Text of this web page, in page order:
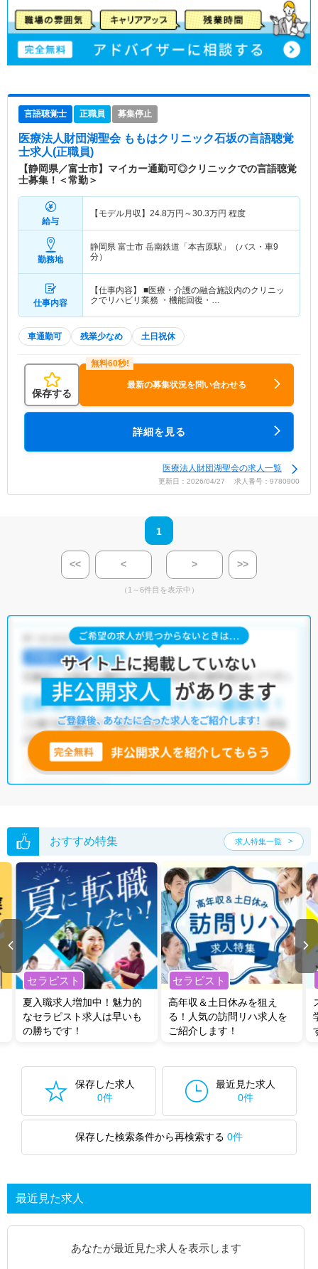
言語聴覚士 正職員 募集停止
医療法人財団湖聖会 ももはクリニック石坂の言語聴覚
士求人(正職員)
【静岡県／富士市】マイカー通勤可◎クリニックでの言語聴覚
士募集！＜常勤＞
給与
【モデル月収】 24.8万円～30.3万円 程度
勤務地
静岡県 富士市 岳南鉄道「本吉原駅」（バス・車9
分）
仕事内容
【仕事内容】 ■医療・介護の融合施設内のクリニッ
クでリハビリ業務 ・機能回復・…
車通勤可 残業少なめ 土日祝休
保存する
最新の募集状況を問い合わせる
詳細を見る
医療法人財団湖聖会の求人一覧
更新日：2026/04/27 求人番号：9780900
1
<< < > >>
（1～6件目を表示中）
おすすめ特集 求人特集一覧
セラピスト
夏入職求人増加中！魅力的
なセラピスト求人は早いも
の勝ちです！
セラピスト
高年収＆土日休みを狙え
る！人気の訪問リハ求人を
ご紹介します！
保存した求人
0件
最近見た求人
0件
保存した検索条件から再検索する 0件
最近見た求人
あなたが最近見た求人を表示します